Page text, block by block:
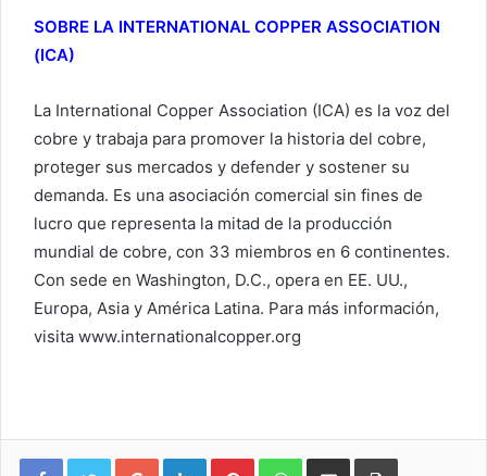
SOBRE LA INTERNATIONAL COPPER ASSOCIATION
(ICA)
La International Copper Association (ICA) es la voz del
cobre y trabaja para promover la historia del cobre,
proteger sus mercados y defender y sostener su
demanda. Es una asociación comercial sin fines de
lucro que representa la mitad de la producción
mundial de cobre, con 33 miembros en 6 continentes.
Con sede en Washington, D.C., opera en EE. UU.,
Europa, Asia y América Latina. Para más información,
visita www.internationalcopper.org
Google+ LinkedIn Pinterest WhatsApp